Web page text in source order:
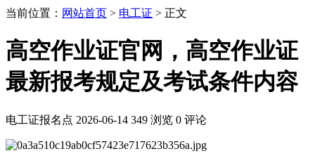
当前位置： 网站首页 > 电工证 > 正文
高空作业证官网，高空作业证
最新报考规定及考试条件内容
电工证报名点 2026-06-14 349 浏览 0 评论